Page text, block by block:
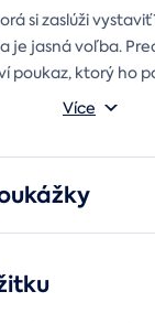
si zaslúži
je jasná voľba.
poukaz, ktorý ho
fotka zo
balónový,
Více